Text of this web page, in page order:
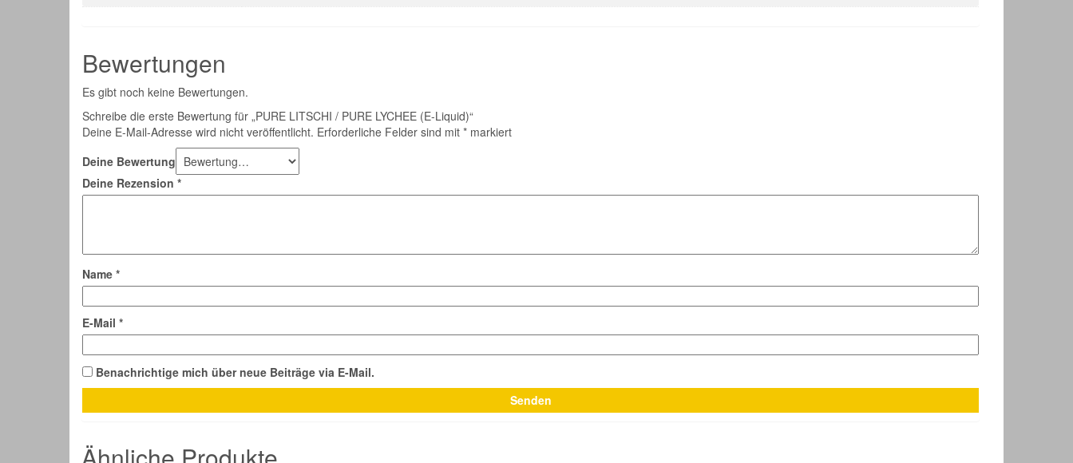
Bewertungen
Es gibt noch keine Bewertungen.
Schreibe die erste Bewertung für „PURE LITSCHI / PURE LYCHEE (E-Liquid)“
Deine E-Mail-Adresse wird nicht veröffentlicht. Erforderliche Felder sind mit * markiert
Deine Bewertung
Deine Rezension *
Name *
E-Mail *
Benachrichtige mich über neue Beiträge via E-Mail.